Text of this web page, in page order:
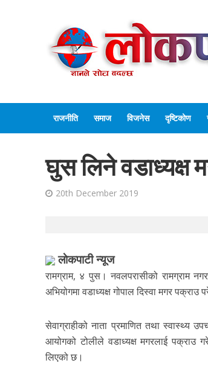
राजनीति समाज विजनेस दृष्टिकोण
घुस लिने वडाध्यक्ष
20th December 2019
लाेकपाटी न्यूज
रामग्राम, ४ पुस। नवलपरासीको रामग्राम
अभियोगमा वडाध्यक्ष गोपाल दिस्वा मगर पक्राउ
सेवाग्राहीको नाता प्रमाणित तथा स्वास्थ्य
आयोगको टोलीले वडाध्यक्ष मगरलाई पक्राउ
लिएको छ।